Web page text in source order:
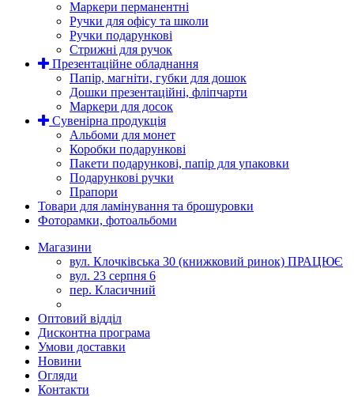
Маркери перманентні
Ручки для офісу та школи
Ручки подарункові
Стрижні для ручок
Презентаційне обладнання
Папір, магніти, губки для дошок
Дошки презентаційні, фліпчарти
Маркери для досок
Сувенірна продукція
Альбоми для монет
Коробки подарункові
Пакети подарункові, папір для упаковки
Подарункові ручки
Прапори
Товари для ламінування та брошуровки
Фоторамки, фотоальбоми
Магазини
вул. Клочківська 30 (книжковий ринок) ПРАЦЮЄ
вул. 23 серпня 6
пер. Класичний
Оптовий відділ
Дисконтна програма
Умови доставки
Новини
Огляди
Контакти